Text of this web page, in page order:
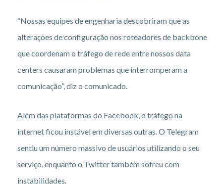
“Nossas equipes de engenharia descobriram que as
alterações de configuração nos roteadores de backbone
que coordenam o tráfego de rede entre nossos data
centers causaram problemas que interromperam a
comunicação”, diz o comunicado.
Além das plataformas do Facebook, o tráfego na
internet ficou instável em diversas outras. O Telegram
sentiu um número massivo de usuários utilizando o seu
serviço, enquanto o Twitter também sofreu com
instabilidades.